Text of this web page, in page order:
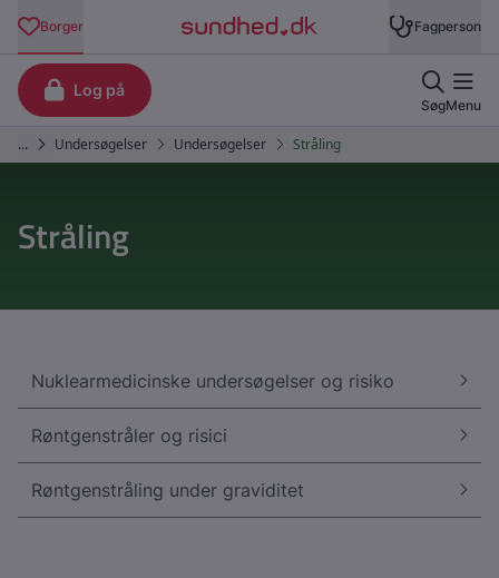
Stråling
Nuklearmedicinske undersøgelser og risiko
Røntgenstråler og risici
Røntgenstråling under graviditet